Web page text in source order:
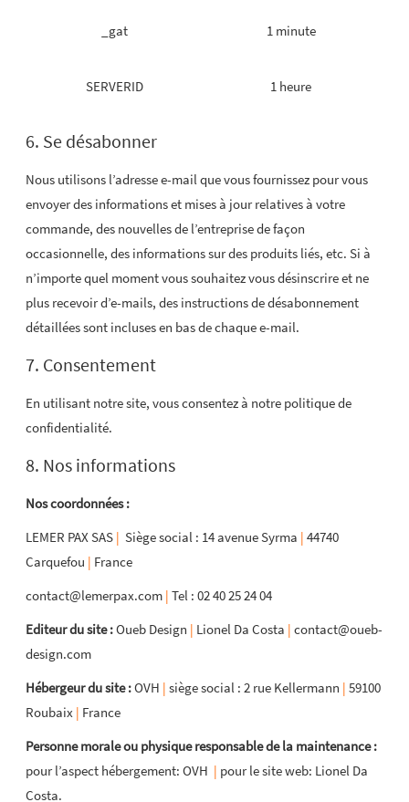
_gat 1 minute
SERVERID 1 heure
6. Se désabonner
Nous utilisons l’adresse e-mail que vous fournissez pour vous
envoyer des informations et mises à jour relatives à votre
commande, des nouvelles de l’entreprise de façon
occasionnelle, des informations sur des produits liés, etc. Si à
n’importe quel moment vous souhaitez vous désinscrire et ne
plus recevoir d’e-mails, des instructions de désabonnement
détaillées sont incluses en bas de chaque e-mail.
7. Consentement
En utilisant notre site, vous consentez à notre politique de
confidentialité.
8. Nos informations
Nos coordonnées :
LEMER PAX SAS | Siège social : 14 avenue Syrma | 44740
Carquefou | France
contact@lemerpax.com | Tel : 02 40 25 24 04
Editeur du site :Oueb Design | Lionel Da Costa | contact@oueb-
design.com
Hébergeur du site :OVH | siège social : 2 rue Kellermann | 59100
Roubaix | France
Personne morale ou physique responsable de la maintenance :
pour l’aspect hébergement: OVH | pour le site web: Lionel Da
Costa.